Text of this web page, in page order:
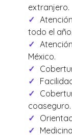
extranjero.
todo el año.
México.
coaseguro.